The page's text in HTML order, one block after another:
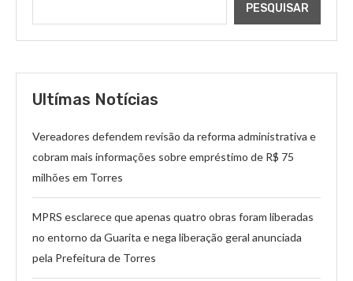
PESQUISAR
Ultímas Notícias
Vereadores defendem revisão da reforma administrativa e
cobram mais informações sobre empréstimo de R$ 75
milhões em Torres
MPRS esclarece que apenas quatro obras foram liberadas
no entorno da Guarita e nega liberação geral anunciada
pela Prefeitura de Torres